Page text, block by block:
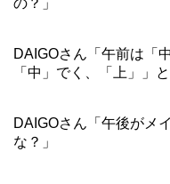
の？」
DAIGOさん「午前は「
「中」でく、「上」」
DAIGOさん「午後がメ
な？」